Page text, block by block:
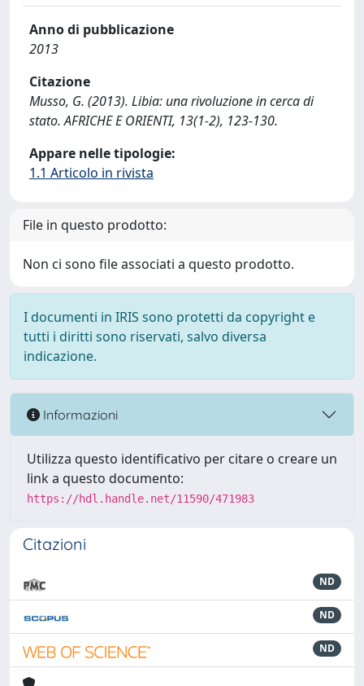
Anno di pubblicazione
2013
Citazione
Musso, G. (2013). Libia: una rivoluzione in cerca di
stato. AFRICHE E ORIENTI, 13(1-2), 123-130.
Appare nelle tipologie:
1.1 Articolo in rivista
File in questo prodotto:
Non ci sono file associati a questo prodotto.
I documenti in IRIS sono protetti da copyright e
tutti i diritti sono riservati, salvo diversa
indicazione.
Informazioni
Utilizza questo identificativo per citare o creare un
link a questo documento:
https://hdl.handle.net/11590/471983
Citazioni
ND
ND
ND